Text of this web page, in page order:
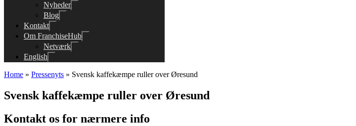
Nyheder
Blog
Kontakt
Om FranchiseHub
Netværk
English
Home » Pressenyts » Svensk kaffekæmpe ruller over Øresund
Svensk kaffekæmpe ruller over Øresund
Kontakt os for nærmere info